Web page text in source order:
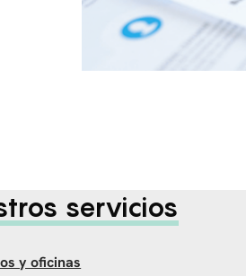
servicios
y oficinas